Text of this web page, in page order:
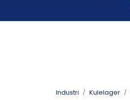
Industri Kulelager